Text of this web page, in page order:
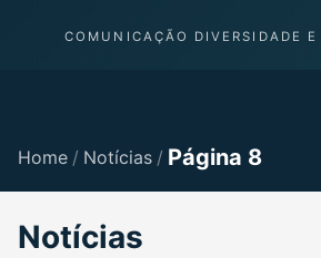
COMUNICAÇÃO DIVERSIDADE
Home / Notícias / Página 8
Notícias